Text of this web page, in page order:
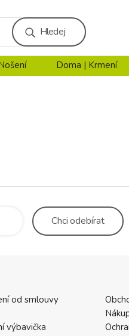
Hledej
Doma | Krmení
Chciodebírat
od smlouvy
výbavička